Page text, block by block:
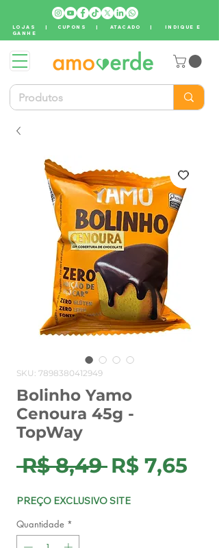
LOJAS | CUPONS |ATACADO | INDIQUE E
GANHE
SKU: 7898380412949
Bolinho Yamo
Cenoura 45g -
TopWay
R$ 8,49 Preço
normal
R$ 7,65
PREÇO EXCLUSIVO SITE
Quantidade *